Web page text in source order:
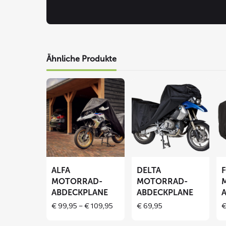
Ähnliche Produkte
Mehr
lesen
über
ALFA
Motorrad-
Abdeckplane
ALFA
MOTORRAD-
ABDECKPLANE
€99,95 –€109,95
lesen
über
DELTA
Motorrad-
Abdeckplane
DELTA
MOTORRAD-
ABDECKPLANE
€69,95 €